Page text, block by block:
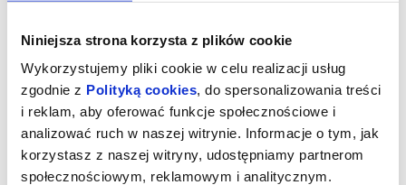
Niniejsza strona korzysta z plików cookie
Wykorzystujemy pliki cookie w celu realizacji usług
zgodnie z Polityką cookies, do spersonalizowania treści
i reklam, aby oferować funkcje społecznościowe i
analizować ruch w naszej witrynie. Informacje o tym, jak
korzystasz z naszej witryny, udostępniamy partnerom
społecznościowym, reklamowym i analitycznym.
Sprzedaż biletów on-line na wydarzenie
została zakończona.